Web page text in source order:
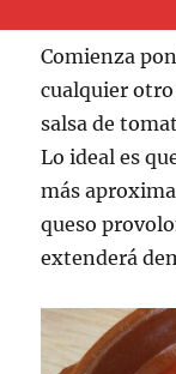
Comienza
cualquier
salsa de
Lo ideal es
más
queso
extenderá